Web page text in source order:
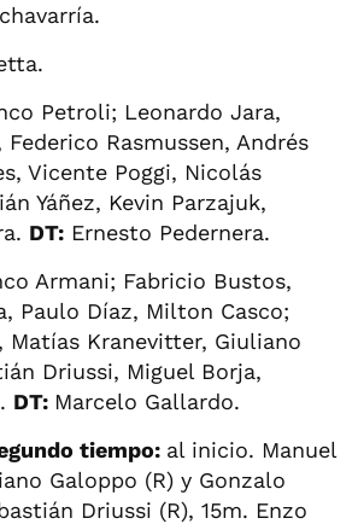
Petroli; Leonardo Jara,
Federico Rasmussen, Andrés
Vicente Poggi, Nicolás
Yáñez, Kevin Parzajuk,
DT: Ernesto Pedernera.
Armani; Fabricio Bustos,
Paulo Díaz, Milton Casco;
Matías Kranevitter, Giuliano
Driussi, Miguel Borja,
DT: Marcelo Gallardo.
tiempo: al inicio. Manuel
Galoppo (R) y Gonzalo
Driussi (R), 15m. Enzo